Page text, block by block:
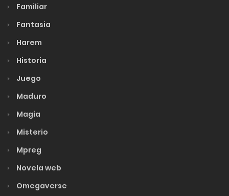
Familiar
Fantasia
Harem
Historia
Juego
Maduro
Magia
Misterio
Mpreg
Novela web
Omegaverse